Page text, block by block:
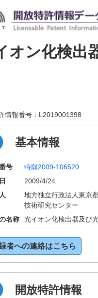
オン化検出
情報番号： L2019001398
基本情報
号 特願2009-106520
2009/4/24
地方独立行政法人東京
技術研究センター
名称 光イオン化検出器及び
者への連絡はこちら
開放特許情報